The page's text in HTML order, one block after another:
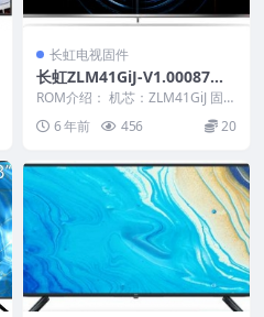
长虹电视固件
长虹ZLM41GiJ-V1.00087整
机原厂刷机固件下载
ROM介绍： 机芯：ZLM41GiJ 固件
版本：V1.00087 适用机型：请
以...6 年前 456 20